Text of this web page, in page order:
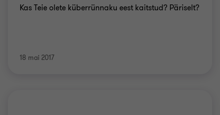
Kas Teie olete küberrünnaku eest kaitstud? Päriselt?
18 mai 2017